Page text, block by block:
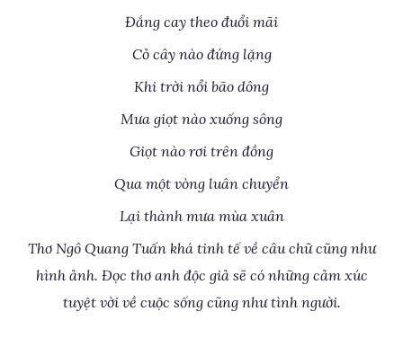
Đắng cay theo đuổi mãi
Cỏ cây nào đứng lặng
Khi trời nổi bão dông
Mưa giọt nào xuống sông
Giọt nào rơi trên đồng
Qua một vòng luân chuyển
Lại thành mưa mùa xuân
Thơ Ngô Quang Tuấn khá tinh tế về câu chữ cũng như
hình ảnh. Đọc thơ anh độc giả sẽ có những cảm xúc
tuyệt vời về cuộc sống cũng như tình người.